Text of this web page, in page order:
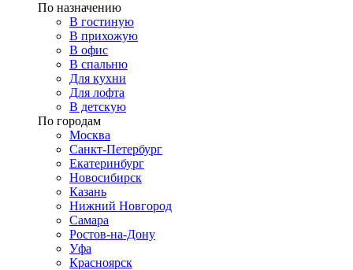
По назначению
В гостиную
В прихожую
В офис
В спальню
Для кухни
Для лофта
В детскую
По городам
Москва
Санкт-Петербург
Екатеринбург
Новосибирск
Казань
Нижний Новгород
Самара
Ростов-на-Дону
Уфа
Красноярск